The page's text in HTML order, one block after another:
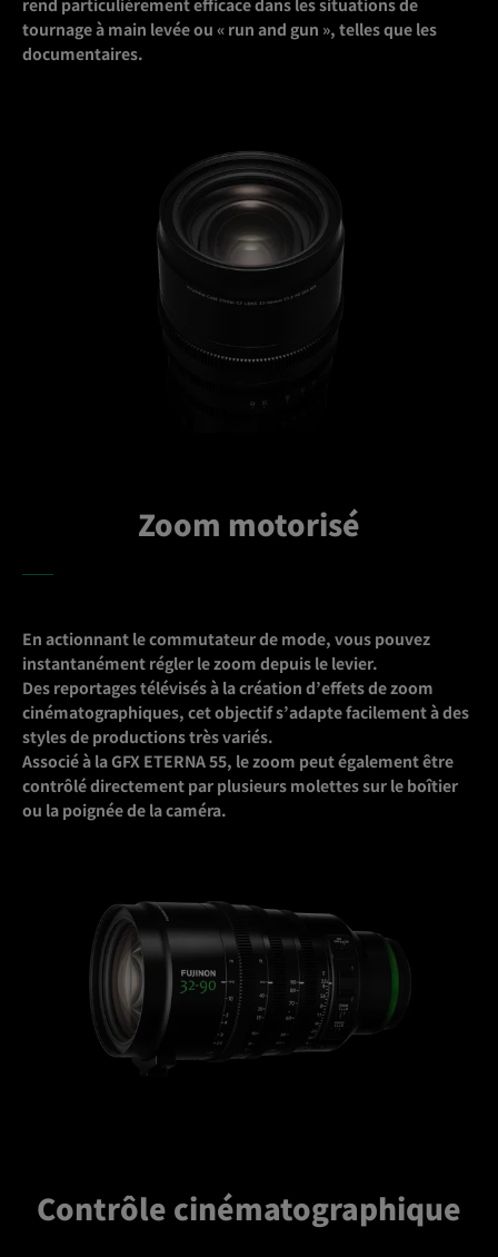
rend particulièrement efficace dans les situations de
tournage à main levée ou « run and gun », telles que les
documentaires.
Zoom motorisé
En actionnant le commutateur de mode, vous pouvez
instantanément régler le zoom depuis le levier.
Des reportages télévisés à la création d’effets de zoom
cinématographiques, cet objectif s’adapte facilement à des
styles de productions très variés.
Associé à la GFX ETERNA 55, le zoom peut également être
contrôlé directement par plusieurs molettes sur le boîtier
ou la poignée de la caméra.
Contrôle cinématographique